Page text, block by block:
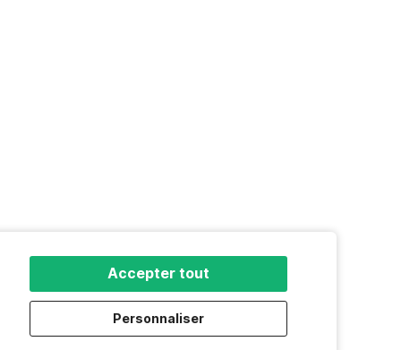
Accepter tout
Personnaliser